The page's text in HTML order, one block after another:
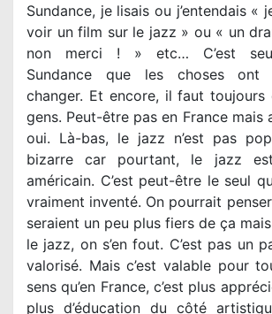
Sundance, je lisais ou j’entendais «
voir un film sur le jazz » ou « un
non merci ! » etc… C’est
Sundance que les choses ont
changer. Et encore, il faut toujours
gens. Peut-être pas en France mais
oui. Là-bas, le jazz n’est pas
bizarre car pourtant, le jazz
américain. C’est peut-être le seul
vraiment inventé. On pourrait
seraient un peu plus fiers de ça
le jazz, on s’en fout. C’est pas un
valorisé. Mais c’est valable pour
sens qu’en France, c’est plus
plus d’éducation du côté